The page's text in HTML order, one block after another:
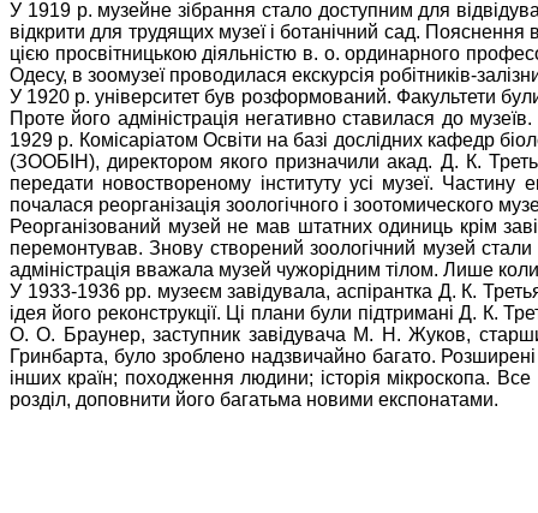
У 1919 р. музейне зібрання стало доступним для
відкрити для трудящих музеї і ботанічний сад.
цією просвітницькою діяльністю в. о. ординарного
Одесу, в зоомузеї проводилася екскурсія робітників-
У 1920 р. університет був розформований. Факультети
Проте його адміністрація негативно ставилася до
1929 р. Комісаріатом Освіти на базі дослідних кафедр
(ЗООБІН), директором якого призначили акад. Д. К.
передати новоствореному інституту усі музеї. Частину
почалася реорганізація зоологічного і зоотомического
Реорганізований музей не мав штатних одиниць крім
перемонтував. Знову створений зоологічний музей стали
адміністрація вважала музей чужорідним тілом. Лише
У 1933-1936 рр. музеєм завідувала, аспірантка Д. К.
ідея його реконструкції. Ці плани були підтримані Д. К.
О. О. Браунер, заступник завідувача М. Н. Жуков,
Гринбарта, було зроблено надзвичайно багато.
інших країн; походження людини; історія мікроскопа.
розділ, доповнити його багатьма новими експонатами.